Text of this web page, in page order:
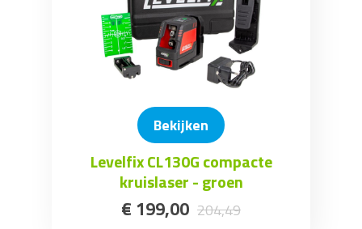
Bekijken
Levelfix CL130G compacte
kruislaser - groen
€ 199,00 204,49